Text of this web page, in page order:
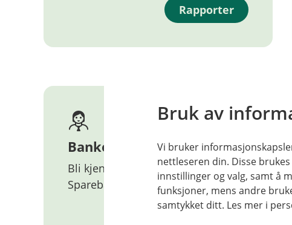
Rapporter
Bankens ledelse
Bli kjent med ledelsen i Tinde
Sparebank
Bruk av
Vi bruker
nettleseren din. Disse
innstillinger og valg, samt å
funksjoner, mens andre
samtykket ditt. Les mer i